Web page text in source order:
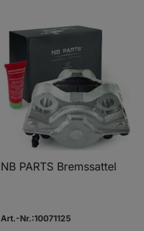
NB PARTS Bremssattel
Art.-Nr.:10071125